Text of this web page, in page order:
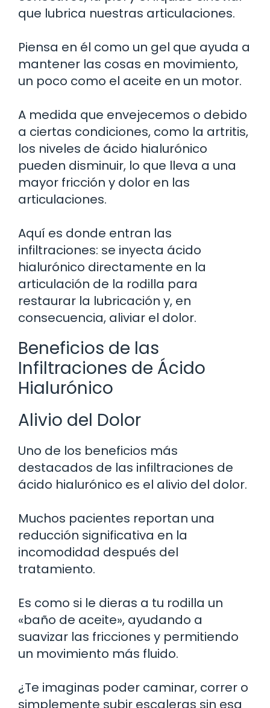
que lubrica nuestras articulaciones.
Piensa en él como un gel que ayuda a
mantener las cosas en movimiento,
un poco como el aceite en un motor.
A medida que envejecemos o debido
a ciertas condiciones, como la artritis,
los niveles de ácido hialurónico
pueden disminuir, lo que lleva a una
mayor fricción y dolor en las
articulaciones.
Aquí es donde entran las
infiltraciones: se inyecta ácido
hialurónico directamente en la
articulación de la rodilla para
restaurar la lubricación y, en
consecuencia, aliviar el dolor.
Beneficios de las
Infiltraciones de Ácido
Hialurónico
Alivio del Dolor
Uno de los beneficios más
destacados de las infiltraciones de
ácido hialurónico es el alivio del dolor.
Muchos pacientes reportan una
reducción significativa en la
incomodidad después del
tratamiento.
Es como si le dieras a tu rodilla un
«baño de aceite», ayudando a
suavizar las fricciones y permitiendo
un movimiento más fluido.
¿Te imaginas poder caminar, correr o
simplemente subir escaleras sin esa